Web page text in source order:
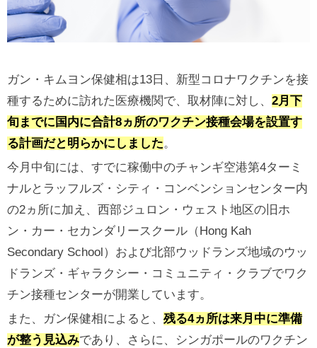
ガン・キムヨン保健相は13日、新型コロナワクチンを接
種するために訪れた医療機関で、取材陣に対し、 2月下
旬までに国内に合計8ヵ所のワクチン接種会場を設置す
る計画だと明らかにしました。
今月中旬には、すでに稼働中のチャンギ空港第4ターミ
ナルとラッフルズ・シティ・コンベンションセンター内
の2ヵ所に加え、西部ジュロン・ウェスト地区の旧ホ
ン・カー・セカンダリースクール（Hong Kah
Secondary School）および北部ウッドランズ地域のウッ
ドランズ・ギャラクシー・コミュニティ・クラブでワク
チン接種センターが開業しています。
また、ガン保健相によると、 残る4ヵ所は来月中に準備
が整う見込みであり、さらに、シンガポールのワクチン